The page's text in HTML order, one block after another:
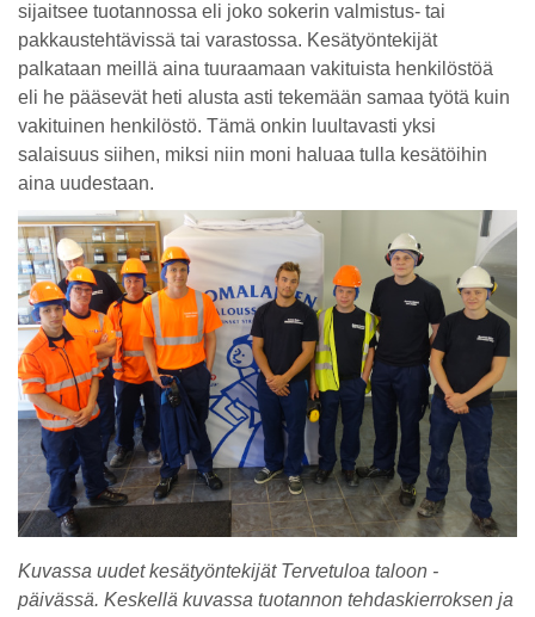
sijaitsee tuotannossa eli joko sokerin valmistus- tai
pakkaustehtävissä tai varastossa. Kesätyöntekijät
palkataan meillä aina tuuraamaan vakituista henkilöstöä
eli he pääsevät heti alusta asti tekemään samaa työtä kuin
vakituinen henkilöstö. Tämä onkin luultavasti yksi
salaisuus siihen, miksi niin moni haluaa tulla kesätöihin
aina uudestaan.
Kuvassa uudet kesätyöntekijät Tervetuloa taloon -
päivässä. Keskellä kuvassa tuotannon tehdaskierroksen ja